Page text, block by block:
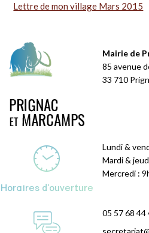
Lettre de mon village Mars 2015
Mairie de
85 avenue
33 710
Horaires d'ouverture
Lundi &
Mardi &
Mercredi :
05 57 68 44